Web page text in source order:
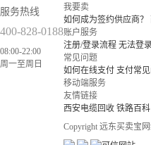
服务热线
400-828-0188
08:00-22:00
周一至周日
我要卖
如何成为签约供应商？
账户服务
注册/登录流程 无法登
常见问题
如何在线支付 支付常
移动端服务
友情链接
西安电缆回收 铁路百科
Copyright 远东买卖宝